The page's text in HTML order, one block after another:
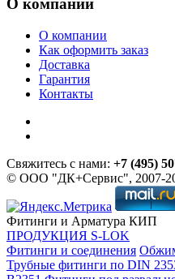
О компании
О компании
Как оформить заказ
Доставка
Гарантия
Контакты
Свяжитесь с нами: +7 (495)
© ООО "ДК+Сервис", 2007-
Фитинги и Арматура КИП
ПРОДУКЦИЯ S-LOK
Фитинги и соединения
Трубные фитинги по DIN